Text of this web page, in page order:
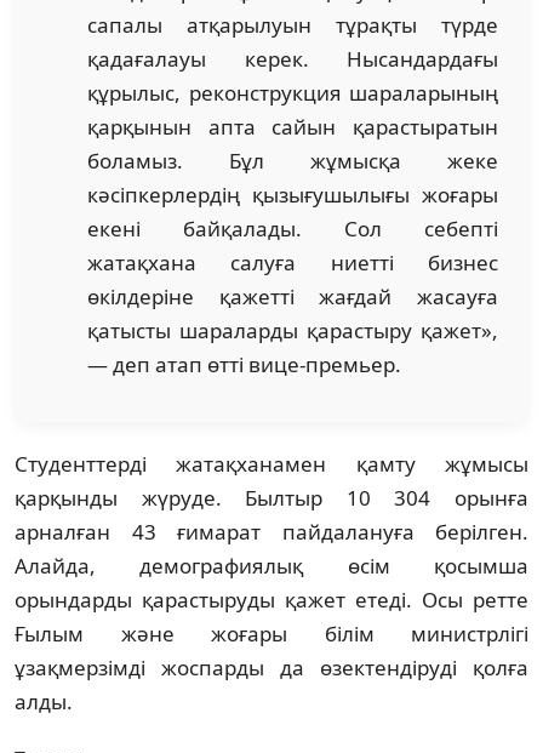
сапалы атқарылуын тұрақты түрде
қадағалауы керек. Нысандардағы
құрылыс, реконструкция шараларының
қарқынын апта сайын қарастыратын
боламыз. Бұл жұмысқа жеке
кәсіпкерлердің қызығушылығы жоғары
екені байқалады. Сол себепті
жатақхана салуға ниетті бизнес
өкілдеріне қажетті жағдай жасауға
қатысты шараларды қарастыру қажет»,
— деп атап өтті вице-премьер.
Студенттерді жатақханамен қамту жұмысы
қарқынды жүруде. Былтыр 10 304 орынға
арналған 43 ғимарат пайдалануға берілген.
Алайда, демографиялық өсім қосымша
орындарды қарастыруды қажет етеді. Осы ретте
Ғылым және жоғары білім министрлігі
ұзақмерзімді жоспарды да өзектендіруді қолға
алды.